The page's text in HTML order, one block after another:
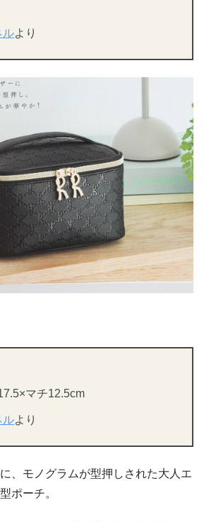
ルより
マチ12.5cm
ルより
、モノグラムが型押しされた大人エ
ポーチ。